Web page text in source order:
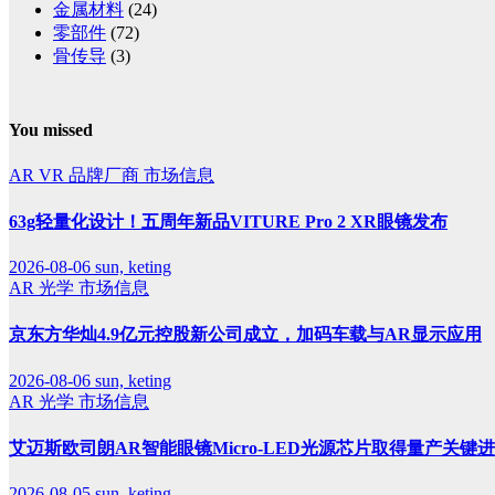
金属材料 (24)
零部件 (72)
骨传导 (3)
You missed
AR VR 品牌厂商 市场信息
63g轻量化设计！五周年新品VITURE Pro 2 XR眼镜发布
2026-08-06 sun, keting
AR 光学 市场信息
京东方华灿4.9亿元控股新公司成立，加码车载与AR显示应用
2026-08-06 sun, keting
AR 光学 市场信息
艾迈斯欧司朗AR智能眼镜Micro-LED光源芯片取得量产关键